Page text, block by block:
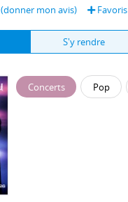
(donner mon avis) Favoris
S'y rendre
Concerts Pop